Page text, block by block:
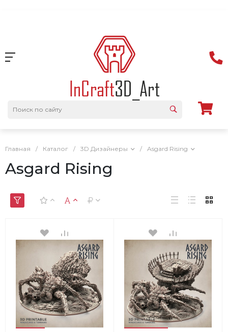
Главная / Каталог / 3D Дизайнеры / Asgard Rising
Asgard Rising